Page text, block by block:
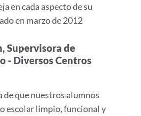
en cada aspecto de su
en marzo de 2012
Supervisora ​​de
- Diversos Centros
de que nuestros alumnos
escolar limpio, funcional y